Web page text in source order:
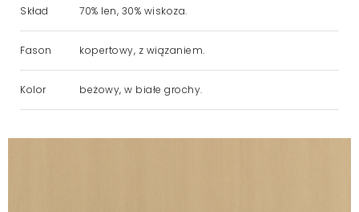
Skład 70% len, 30% wiskoza.
Fason kopertowy, z wiązaniem.
Kolor beżowy, w białe grochy.